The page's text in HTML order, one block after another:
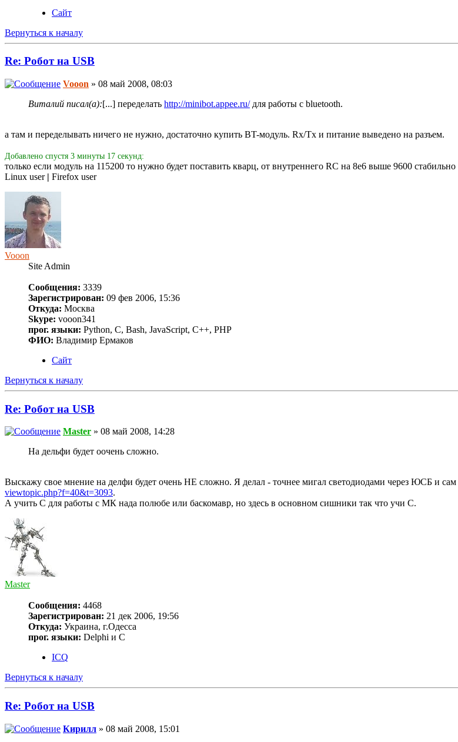
Сайт
Вернуться к началу
Re: Робот на USB
Vooon » 08 май 2008, 08:03
Виталий писал(а):[...] переделать http://minibot.appee.ru/для работы с bluetooth.
а там и переделывать ничего не нужно, достаточно купить BT-модуль. Rx/Tx и питание выведено на разъем.
Добавлено спустя 3 минуты 17 секунд:
только если модуль на 115200 то нужно будет поставить кварц, от внутреннего RC на 8e6 выше 9600 стабильно
Linux user | Firefox user
Vooon
Site Admin
Сообщения: 3339
Зарегистрирован: 09 фев 2006, 15:36
Откуда: Москва
Skype: vooon341
прог. языки: Python, C, Bash, JavaScript, C++, PHP
ФИО: Владимир Ермаков
Сайт
Вернуться к началу
Re: Робот на USB
Master » 08 май 2008, 14:28
На дельфи будет оочень сложно.
Выскажу свое мнение на делфи будет очень НЕ сложно. Я делал - точнее мигал светодиодами через ЮСБ и
viewtopic.php?f=40&t=3093.
А учить С для работы с МК нада полюбе или баскомавр, но здесь в основном сишники так что учи С.
Master
Сообщения: 4468
Зарегистрирован: 21 дек 2006, 19:56
Откуда: Украина, г.Одесса
прог. языки: Delphi и С
ICQ
Вернуться к началу
Re: Робот на USB
Кирилл » 08 май 2008, 15:01